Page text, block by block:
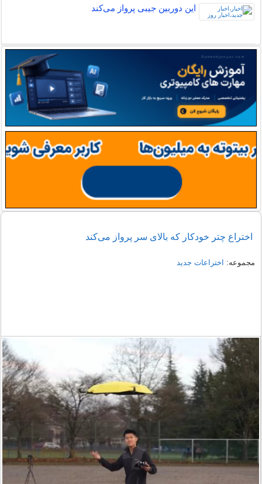
این دوربین جیبی پرواز می‌کند
اختراع چتر خودکار که بالای سر پرواز می‌کند
مجموعه: اختراعات جدید